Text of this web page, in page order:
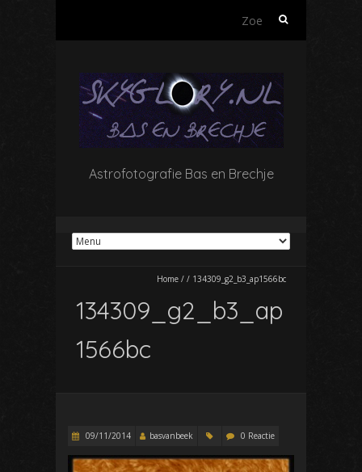
Zoeken
Astrofotografie Bas en Brechje
Home / / 134309_g2_b3_ap1566bc
134309_g2_b3_ap
1566bc
09/11/2014 basvanbeek 0 Reactie